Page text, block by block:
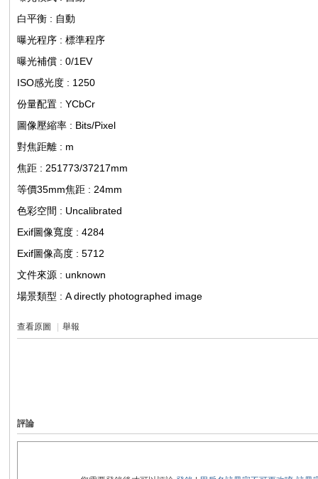
白平衡 : 自動
曝光程序 : 標準程序
曝光補償 : 0/1EV
ISO感光度 : 1250
份量配置 : YCbCr
圖像壓縮率 : Bits/Pixel
對焦距離 : m
焦距 : 251773/37217mm
等價35mm焦距 : 24mm
色彩空間 : Uncalibrated
Exif圖像寬度 : 4284
Exif圖像高度 : 5712
文件來源 : unknown
場景類型 : A directly photographed image
查看原圖 | 舉報
評論